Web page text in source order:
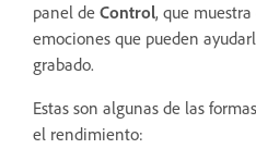
panel de Control, que muestra
emociones que pueden
grabado.
Estas son algunas de las
el rendimiento: